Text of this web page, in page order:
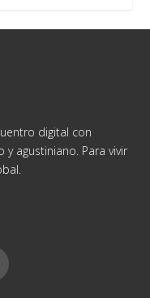
digital con
agustiniano. Para vivir